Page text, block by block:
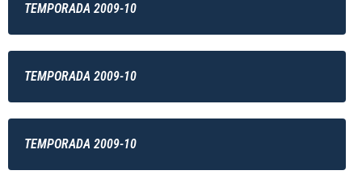
TEMPORADA 2009-10
TEMPORADA 2009-10
TEMPORADA 2009-10